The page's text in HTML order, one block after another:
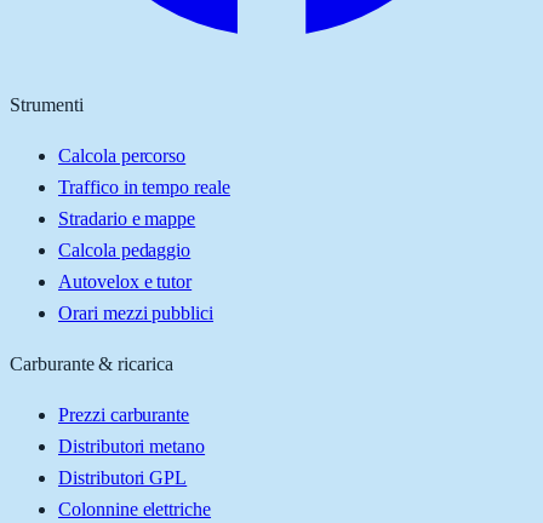
Strumenti
Calcola percorso
Traffico in tempo reale
Stradario e mappe
Calcola pedaggio
Autovelox e tutor
Orari mezzi pubblici
Carburante & ricarica
Prezzi carburante
Distributori metano
Distributori GPL
Colonnine elettriche